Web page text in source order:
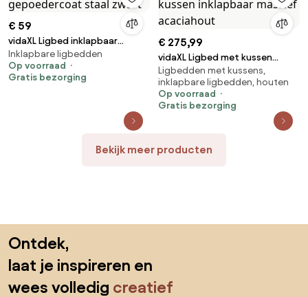
€ 59
vidaXL Ligbed inklapbaar
gepoedercoat staal zwart
Inklapbare ligbedden
Op voorraad
Gratis bezorging
€ 275,99
vidaXL Ligbed met kussen
inklapbaar massief acaciahout
Ligbedden met kussens,
inklapbare ligbedden, houten
Op voorraad
Gratis bezorging
Bekijk meer producten
Ontdek,
laat je inspireren en
wees volledig creatief